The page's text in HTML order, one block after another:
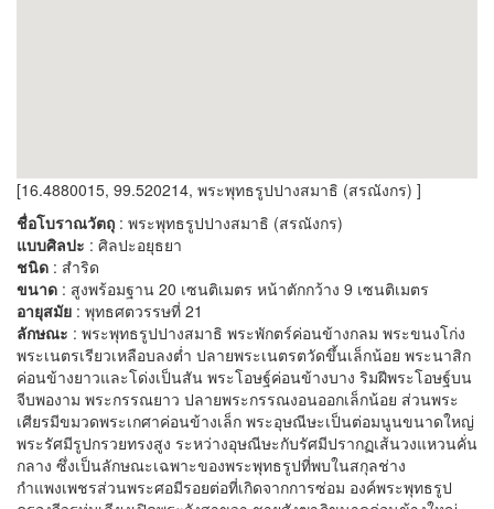
[16.4880015, 99.520214, พระพุทธรูปปางสมาธิ (สรณังกร) ]
ชื่อโบราณวัตถุ : พระพุทธรูปปางสมาธิ (สรณังกร)
แบบศิลปะ : ศิลปะอยุธยา
ชนิด : สำริด
ขนาด : สูงพร้อมฐาน 20 เซนติเมตร หน้าตักกว้าง 9 เซนติเมตร
อายุสมัย : พุทธศตวรรษที่ 21
ลักษณะ : พระพุทธรูปปางสมาธิ พระพักตร์ค่อนข้างกลม พระขนงโก่ง
พระเนตรเรียวเหลือบลงต่ำ ปลายพระเนตรตวัดขึ้นเล็กน้อย พระนาสิก
ค่อนข้างยาวและโด่งเป็นสัน พระโอษฐ์ค่อนข้างบาง ริมฝีพระโอษฐ์บน
จีบพองาม พระกรรณยาว ปลายพระกรรณงอนออกเล็กน้อย ส่วนพระ
เศียรมีขมวดพระเกศาค่อนข้างเล็ก พระอุษณีษะเป็นต่อมนูนขนาดใหญ่
พระรัศมีรูปกรวยทรงสูง ระหว่างอุษณีษะกับรัศมีปรากฏเส้นวงแหวนคั่น
กลาง ซึ่งเป็นลักษณะเฉพาะของพระพุทธรูปที่พบในสกุลช่าง
กำแพงเพชรส่วนพระศอมีรอยต่อที่เกิดจากการซ่อม องค์พระพุทธรูป